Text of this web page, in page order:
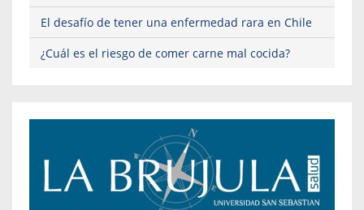
El desafío de tener una enfermedad rara en Chile
¿Cuál es el riesgo de comer carne mal cocida?